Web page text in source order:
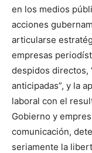
en los medios
acciones
articularse
empresas
despidos directos,
anticipadas”, y la
laboral con el
Gobierno y
comunicación,
seriamente la